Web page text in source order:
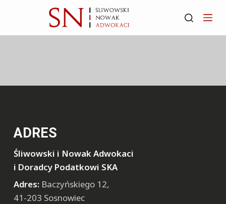
i
t
n
ADRES
Śliwowski i Nowak Adwokaci
i Doradcy Podatkowi SKA
Adres: Baczyńskiego 12,
41-203 Sosnowiec